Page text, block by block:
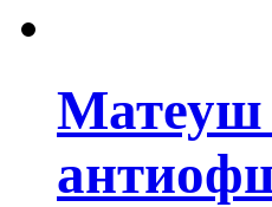
Матеуш